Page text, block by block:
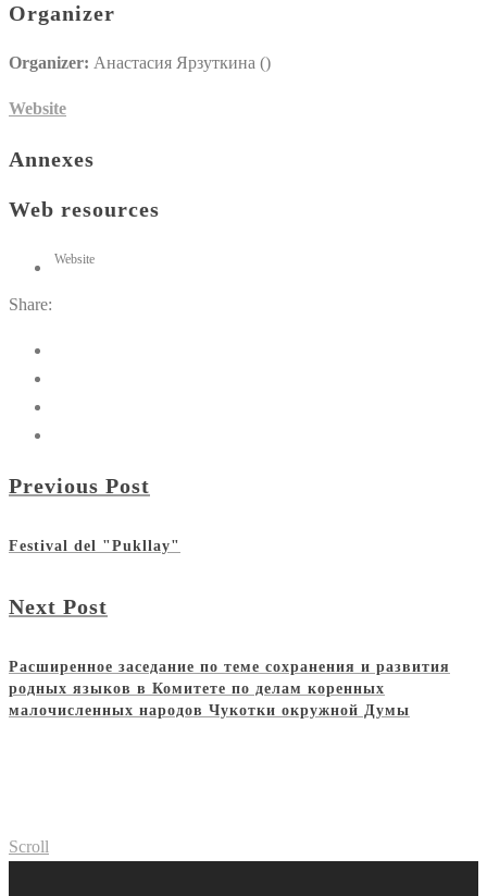
Organizer
Organizer: Анастасия Ярзуткина ()
Website
Annexes
Web resources
Website
Share:
Previous Post
Festival del "Pukllay"
Next Post
Расширенное заседание по теме сохранения и развития
родных языков в Комитете по делам коренных
малочисленных народов Чукотки окружной Думы
Scroll